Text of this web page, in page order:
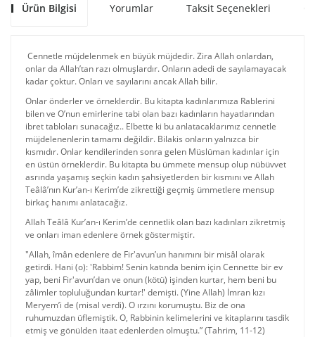
Ürün Bilgisi Yorumlar Taksit Seçenekleri
Cennetle müjdelenmek en büyük müjdedir. Zira Allah onlardan,
onlar da Allah’tan razı olmuşlardır. Onların adedi de sayılamayacak
kadar çoktur. Onları ve sayılarını ancak Allah bilir.
Onlar önderler ve örneklerdir. Bu kitapta kadınlarımıza Rablerini
bilen ve O’nun emirlerine tabi olan bazı kadınların hayatlarından
ibret tabloları sunacağız.. Elbette ki bu anlatacaklarımız cennetle
müjdelenenlerin tamamı değildir. Bilakis onların yalnızca bir
kısmıdır. Onlar kendilerinden sonra gelen Müslüman kadınlar için
en üstün örneklerdir. Bu kitapta bu ümmete mensup olup nübüvvet
asrında yaşamış seçkin kadın şahsiyetlerden bir kısmını ve Allah
Teâlâ’nın Kur’an-ı Kerim’de zikrettiği geçmiş ümmetlere mensup
birkaç hanımı anlatacağız.
Allah Teâlâ Kur’an-ı Kerim’de cennetlik olan bazı kadınları zikretmiş
ve onları iman edenlere örnek göstermiştir.
"Allah, îmân edenlere de Fir'avun’un hanımını bir misâl olarak
getirdi. Hani (o): 'Rabbim! Senin katında benim için Cennette bir ev
yap, beni Fir'avun’dan ve onun (kötü) işinden kurtar, hem beni bu
zâlimler topluluğundan kurtar!' demişti. (Yine Allah) İmran kızı
Meryem’i de (misal verdi). O ırzını korumuştu. Biz de ona
ruhumuzdan üflemiştik. O, Rabbinin kelimelerini ve kitaplarını tasdik
etmiş ve gönülden itaat edenlerden olmuştu.” (Tahrim, 11-12)